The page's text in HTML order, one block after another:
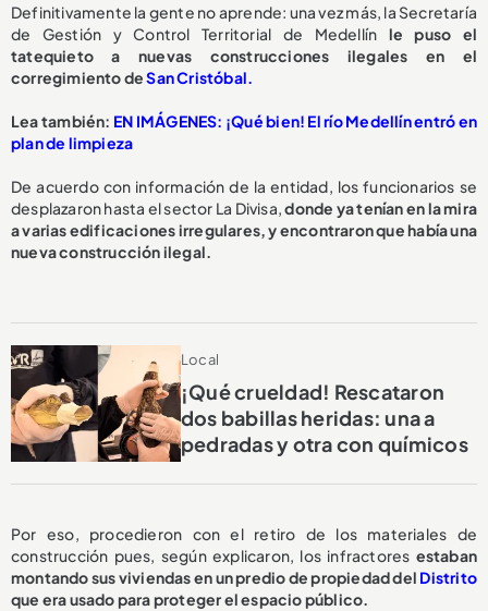
Definitivamente la gente no aprende: una vez más, la Secretaría
de Gestión y Control Territorial de Medellín le puso el
tatequieto a nuevas construcciones ilegales en el
corregimiento deSan Cristóbal.
Lea también: EN IMÁGENES: ¡Qué bien! El río Medellín entró en
plan de limpieza
De acuerdo con información de la entidad, los funcionarios se
desplazaron hasta el sector La Divisa,donde ya tenían en la mira
a varias edificaciones irregulares, y encontraron que había una
nueva construcción ilegal.
Local
¡Qué crueldad! Rescataron
dos babillas heridas: una a
pedradas y otra con químicos
Por eso, procedieron con el retiro de los materiales de
construcción pues, según explicaron, los infractores estaban
montando sus viviendas en un predio de propiedad del Distrito
que era usado para proteger el espacio público.